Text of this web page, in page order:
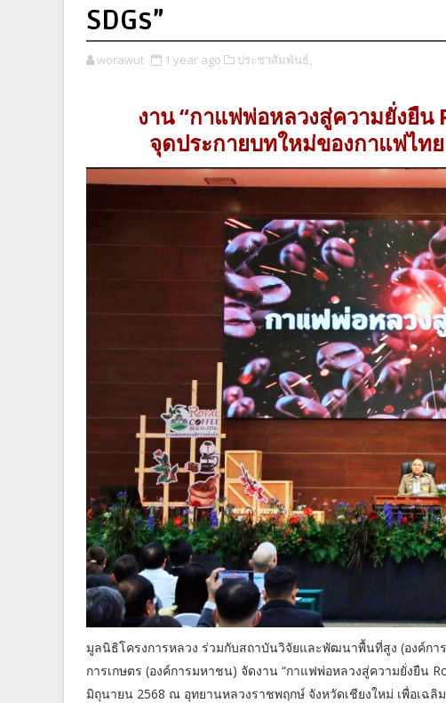
SDGs”
worawut 1 year ago ประชาสัมพันธ์,
งาน “กาแฟพ่อหลวงสู่ความยั่งยืน
จุดประกายบทใหม่ของกาแฟไท
มูลนิธิโครงการหลวง ร่วมกับสถาบันวิจัยและพัฒนาพื้นที่สูง (องค์ก
การเกษตร (องค์การมหาชน) จัดงาน “กาแฟพ่อหลวงสู่ความยั่งยืน
มิถุนายน 2568 ณ อุทยานหลวงราชพฤกษ์ จังหวัดเชียงใหม่ เพื่อเฉ